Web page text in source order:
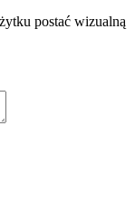
postać wizualną